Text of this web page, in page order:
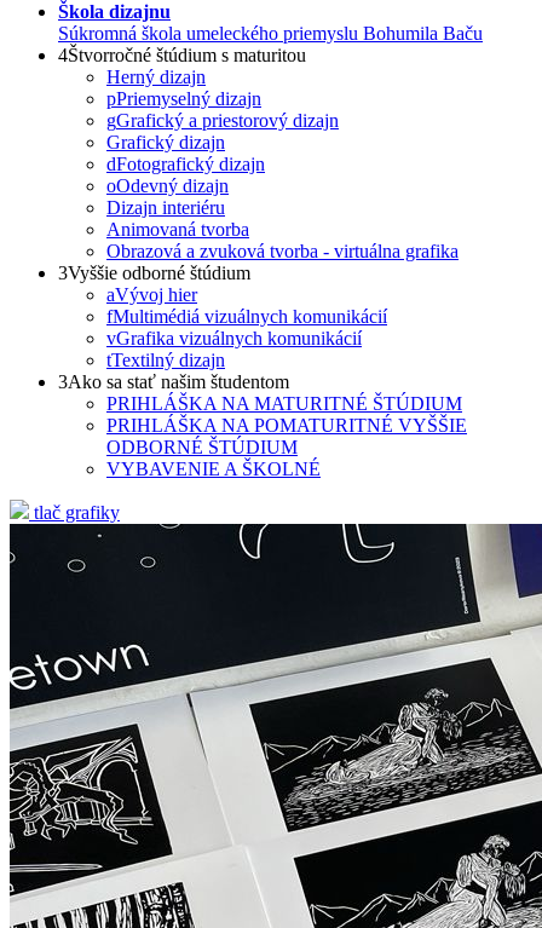
Škola dizajnu
Súkromná škola umeleckého priemyslu Bohumila Baču
4Štvorročné štúdium s maturitou
Herný dizajn
pPriemyselný dizajn
gGrafický a priestorový dizajn
Grafický dizajn
dFotografický dizajn
oOdevný dizajn
Dizajn interiéru
Animovaná tvorba
Obrazová a zvuková tvorba - virtuálna grafika
3Vyššie odborné štúdium
aVývoj hier
fMultimédiá vizuálnych komunikácií
vGrafika vizuálnych komunikácií
tTextilný dizajn
3Ako sa stať našim študentom
PRIHLÁŠKA NA MATURITNÉ ŠTÚDIUM
PRIHLÁŠKA NA POMATURITNÉ VYŠŠIE
ODBORNÉ ŠTÚDIUM
VYBAVENIE A ŠKOLNÉ
tlač grafiky